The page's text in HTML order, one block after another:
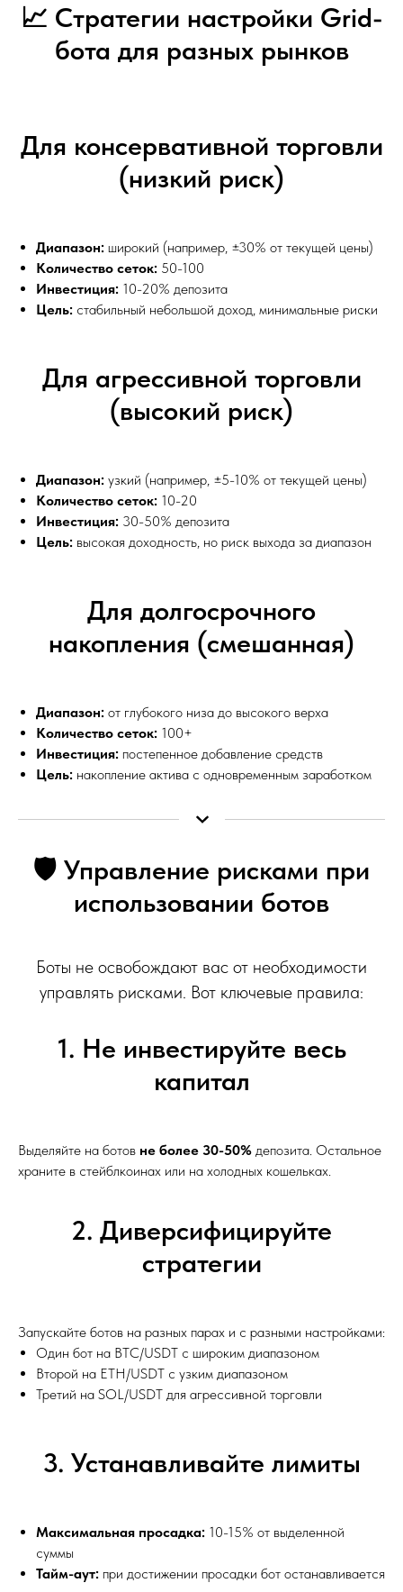
📈 Стратегии настройки Grid-
бота для разных рынков
Для консервативной торговли
(низкий риск)
Диапазон: широкий (например, ±30% от текущей цены)
Количество сеток: 50-100
Инвестиция: 10-20% депозита
Цель: стабильный небольшой доход, минимальные риски
Для агрессивной торговли
(высокий риск)
Диапазон: узкий (например, ±5-10% от текущей цены)
Количество сеток: 10-20
Инвестиция: 30-50% депозита
Цель: высокая доходность, но риск выхода за диапазон
Для долгосрочного
накопления (смешанная)
Диапазон: от глубокого низа до высокого верха
Количество сеток: 100+
Инвестиция: постепенное добавление средств
Цель: накопление актива с одновременным заработком
🛡️ Управление рисками при
использовании ботов
Боты не освобождают вас от необходимости
управлять рисками. Вот ключевые правила:
1. Не инвестируйте весь
капитал
Выделяйте на ботов не более 30-50% депозита. Остальное
храните в стейблкоинах или на холодных кошельках.
2. Диверсифицируйте
стратегии
Запускайте ботов на разных парах и с разными настройками:
Один бот на BTC/USDT с широким диапазоном
Второй на ETH/USDT с узким диапазоном
Третий на SOL/USDT для агрессивной торговли
3. Устанавливайте лимиты
Максимальная просадка: 10-15% от выделенной
суммы
Тайм-аут: при достижении просадки бот останавливается